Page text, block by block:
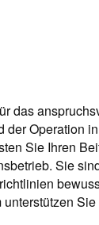
das
der Operation
Sie Ihren
Sie
Sie